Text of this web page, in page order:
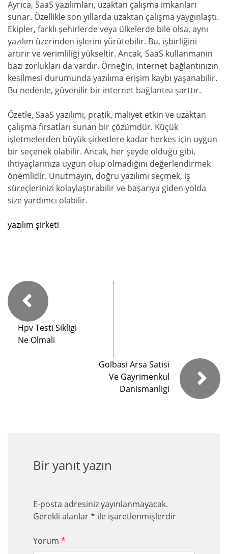
Ayrıca, SaaS yazılımları, uzaktan çalışma imkanları
sunar. Özellikle son yıllarda uzaktan çalışma yaygınlaştı.
Ekipler, farklı şehirlerde veya ülkelerde bile olsa, aynı
yazılım üzerinden işlerini yürütebilir. Bu, işbirliğini
artırır ve verimliliği yükseltir. Ancak, SaaS kullanmanın
bazı zorlukları da vardır. Örneğin, internet bağlantınızın
kesilmesi durumunda yazılıma erişim kaybı yaşanabilir.
Bu nedenle, güvenilir bir internet bağlantısı şarttır.
Özetle, SaaS yazılımı, pratik, maliyet etkin ve uzaktan
çalışma fırsatları sunan bir çözümdür. Küçük
işletmelerden büyük şirketlere kadar herkes için uygun
bir seçenek olabilir. Ancak, her şeyde olduğu gibi,
ihtiyaçlarınıza uygun olup olmadığını değerlendirmek
önemlidir. Unutmayın, doğru yazılımı seçmek, iş
süreçlerinizi kolaylaştırabilir ve başarıya giden yolda
size yardımcı olabilir.
yazılım şirketi
Hpv Testi Sikligi
Ne Olmali
Golbasi Arsa Satisi
Ve Gayrimenkul
Danismanligi
Bir yanıt yazın
E-posta adresiniz yayınlanmayacak.
Gerekli alanlar* ile işaretlenmişlerdir
Yorum *